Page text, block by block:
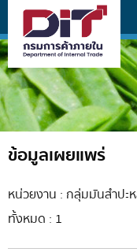
ข้อมูลเผยแพร่
หน่วยงาน : กลุ่มมันสำปะ
ทั้งหมด : 1